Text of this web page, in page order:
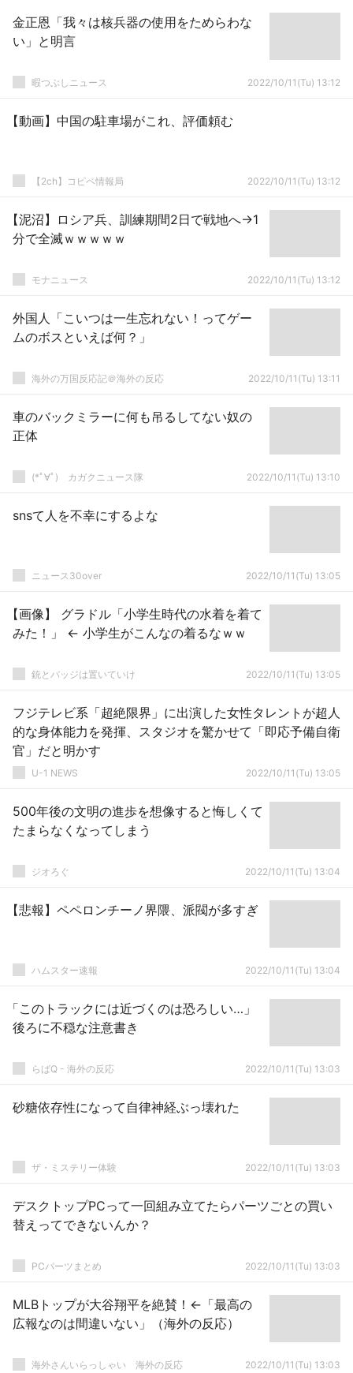
金正恩「我々は核兵器の使用をためらわな
い」と明言
暇つぶしニュース 2022/10/11(Tu) 13:12
【動画】中国の駐車場がこれ、評価頼む
【2ch】コピペ情報局 2022/10/11(Tu) 13:12
【泥沼】ロシア兵、訓練期間2日で戦地へ→1
分で全滅ｗｗｗｗｗ
モナニュース 2022/10/11(Tu) 13:12
外国人「こいつは一生忘れない！ってゲー
ムのボスといえば何？」
海外の万国反応記＠海外の反応 2022/10/11(Tu) 13:11
車のバックミラーに何も吊るしてない奴の
正体
(*ﾟ∀ﾟ)ゞカガクニュース隊 2022/10/11(Tu) 13:10
snsて人を不幸にするよな
ニュース30over 2022/10/11(Tu) 13:05
【画像】 グラドル「小学生時代の水着を着て
みた！」 ← 小学生がこんなの着るなｗｗ
銃とバッジは置いていけ 2022/10/11(Tu) 13:05
フジテレビ系「超絶限界」に出演した女性タレントが超人
的な身体能力を発揮、スタジオを驚かせて「即応予備自衛
官」だと明かす
U-1 NEWS 2022/10/11(Tu) 13:05
500年後の文明の進歩を想像すると悔しくて
たまらなくなってしまう
ジオろぐ 2022/10/11(Tu) 13:04
【悲報】ペペロンチーノ界隈、派閥が多すぎ
ハムスター速報 2022/10/11(Tu) 13:04
「このトラックには近づくのは恐ろしい…」
後ろに不穏な注意書き
らばQ - 海外の反応 2022/10/11(Tu) 13:03
砂糖依存性になって自律神経ぶっ壊れた
ザ・ミステリー体験 2022/10/11(Tu) 13:03
デスクトップPCって一回組み立てたらパーツごとの買い
替えってできないんか？
PCパーツまとめ 2022/10/11(Tu) 13:03
MLBトップが大谷翔平を絶賛！←「最高の
広報なのは間違いない」（海外の反応）
海外さんいらっしゃい 海外の反応 2022/10/11(Tu) 13:03